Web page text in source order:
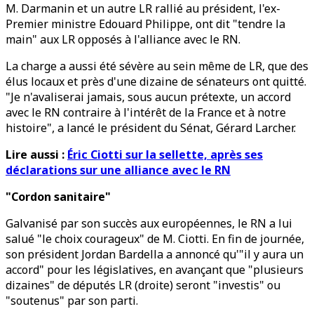
M. Darmanin et un autre LR rallié au président, l'ex-
Premier ministre Edouard Philippe, ont dit "tendre la
main" aux LR opposés à l'alliance avec le RN.
La charge a aussi été sévère au sein même de LR, que des
élus locaux et près d'une dizaine de sénateurs ont quitté.
"Je n'avaliserai jamais, sous aucun prétexte, un accord
avec le RN contraire à l'intérêt de la France et à notre
histoire", a lancé le président du Sénat, Gérard Larcher.
Lire aussi : Éric Ciotti sur la sellette, après ses
déclarations sur une alliance avec le RN
"Cordon sanitaire"
Galvanisé par son succès aux européennes, le RN a lui
salué "le choix courageux" de M. Ciotti. En fin de journée,
son président Jordan Bardella a annoncé qu'"il y aura un
accord" pour les législatives, en avançant que "plusieurs
dizaines" de députés LR (droite) seront "investis" ou
"soutenus" par son parti.